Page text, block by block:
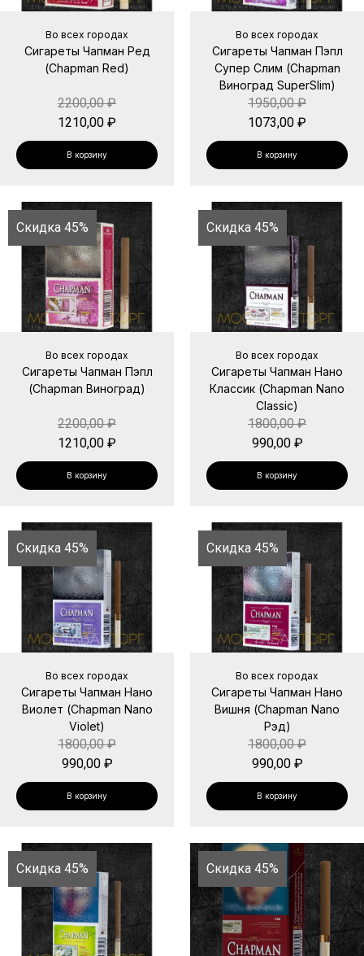
Во всех городах
Сигареты Чапман Ред
(Chapman Red)
2200,00₽
1210,00 ₽
В корзину
Во всех городах
Сигареты Чапман Пэпл
Супер Слим (Chapman
Виноград SuperSlim)
1950,00₽
1073,00 ₽
В корзину
Скидка 45%
Во всех городах
Сигареты Чапман Пэпл
(Chapman Виноград)
2200,00₽
1210,00 ₽
В корзину
Скидка 45%
Во всех городах
Сигареты Чапман Нано
Классик (Chapman Nano
Classic)
1800,00₽
990,00 ₽
В корзину
Скидка 45%
Во всех городах
Сигареты Чапман Нано
Виолет (Chapman Nano
Violet)
1800,00₽
990,00 ₽
В корзину
Скидка 45%
Во всех городах
Сигареты Чапман Нано
Вишня (Chapman Nano
Рэд)
1800,00₽
990,00 ₽
В корзину
Скидка 45% Скидка 45%